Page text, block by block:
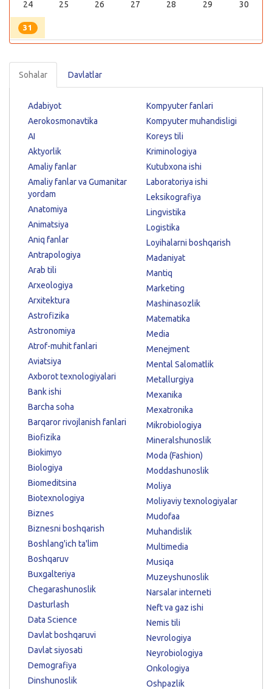
24 25 26 27 28 29 30
31
Sohalar Davlatlar
Adabiyot
Aerokosmonavtika
AI
Aktyorlik
Amaliy fanlar
Amaliy fanlar va Gumanitar
yordam
Anatomiya
Animatsiya
Aniq fanlar
Antrapologiya
Arab tili
Arxeologiya
Arxitektura
Astrofizika
Astronomiya
Atrof-muhit fanlari
Aviatsiya
Axborot texnologiyalari
Bank ishi
Barcha soha
Barqaror rivojlanish fanlari
Biofizika
Biokimyo
Biologiya
Biomeditsina
Biotexnologiya
Biznes
Biznesni boshqarish
Boshlang'ich ta'lim
Boshqaruv
Buxgalteriya
Chegarashunoslik
Dasturlash
Data Science
Davlat boshqaruvi
Davlat siyosati
Demografiya
Dinshunoslik
Kompyuter fanlari
Kompyuter muhandisligi
Koreys tili
Kriminologiya
Kutubxona ishi
Laboratoriya ishi
Leksikografiya
Lingvistika
Logistika
Loyihalarni boshqarish
Madaniyat
Mantiq
Marketing
Mashinasozlik
Matematika
Media
Menejment
Mental Salomatlik
Metallurgiya
Mexanika
Mexatronika
Mikrobiologiya
Mineralshunoslik
Moda (Fashion)
Moddashunoslik
Moliya
Moliyaviy texnologiyalar
Mudofaa
Muhandislik
Multimedia
Musiqa
Muzeyshunoslik
Narsalar interneti
Neft va gaz ishi
Nemis tili
Nevrologiya
Neyrobiologiya
Onkologiya
Oshpazlik